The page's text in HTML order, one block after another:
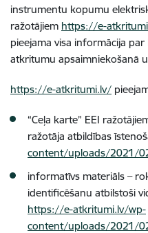
instrumentu kopumu
ražotājiem https://e-
pieejama visa informācija
atkritumu apsaimniekošanā
https://e-atkritumi.lv/
“Ceļa karte” EEI
ražotāja atbildības
content/uploads/2021/
informatīvs materiāls –
identificēšanu atbilstoši
https://e-atkritumi.lv/wp-
content/uploads/2021/